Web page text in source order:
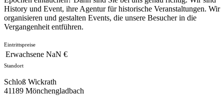
History und Event, ihre Agentur für historische Veranstaltungen. Wir
organisieren und gestalten Events, die unsere Besucher in die
Vergangenheit entführen.
Eintrittspreise
Erwachsene NaN €
Standort
Schloß Wickrath
41189 Mönchengladbach